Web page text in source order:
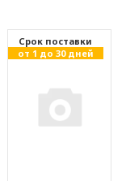
Cрок поставки
от 1 до 30 дней